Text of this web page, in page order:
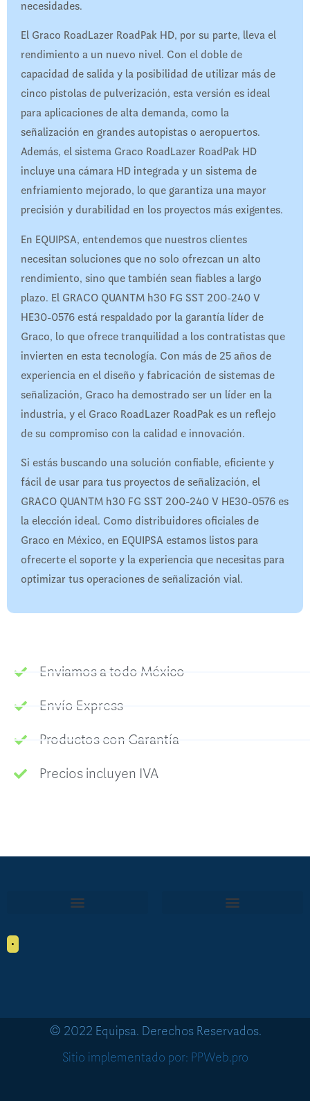
necesidades.
El Graco RoadLazer RoadPak HD, por su parte, lleva el
rendimiento a un nuevo nivel. Con el doble de
capacidad de salida y la posibilidad de utilizar más de
cinco pistolas de pulverización, esta versión es ideal
para aplicaciones de alta demanda, como la
señalización en grandes autopistas o aeropuertos.
Además, el sistema Graco RoadLazer RoadPak HD
incluye una cámara HD integrada y un sistema de
enfriamiento mejorado, lo que garantiza una mayor
precisión y durabilidad en los proyectos más exigentes.
En EQUIPSA, entendemos que nuestros clientes
necesitan soluciones que no solo ofrezcan un alto
rendimiento, sino que también sean fiables a largo
plazo. El GRACO QUANTM h30 FG SST 200-240 V
HE30-0576 está respaldado por la garantía líder de
Graco, lo que ofrece tranquilidad a los contratistas que
invierten en esta tecnología. Con más de 25 años de
experiencia en el diseño y fabricación de sistemas de
señalización, Graco ha demostrado ser un líder en la
industria, y el Graco RoadLazer RoadPak es un reflejo
de su compromiso con la calidad e innovación.
Si estás buscando una solución confiable, eficiente y
fácil de usar para tus proyectos de señalización, el
GRACO QUANTM h30 FG SST 200-240 V HE30-0576 es
la elección ideal. Como distribuidores oficiales de
Graco en México, en EQUIPSA estamos listos para
ofrecerte el soporte y la experiencia que necesitas para
optimizar tus operaciones de señalización vial.
Enviamos a todo México
Envío Express
Productos con Garantía
Precios incluyen IVA
•
© 2022 Equipsa. Derechos Reservados.
Sitio implementado por: PPWeb.pro